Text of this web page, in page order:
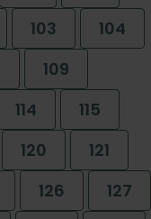
103
104
109
114
115
120
121
126
127